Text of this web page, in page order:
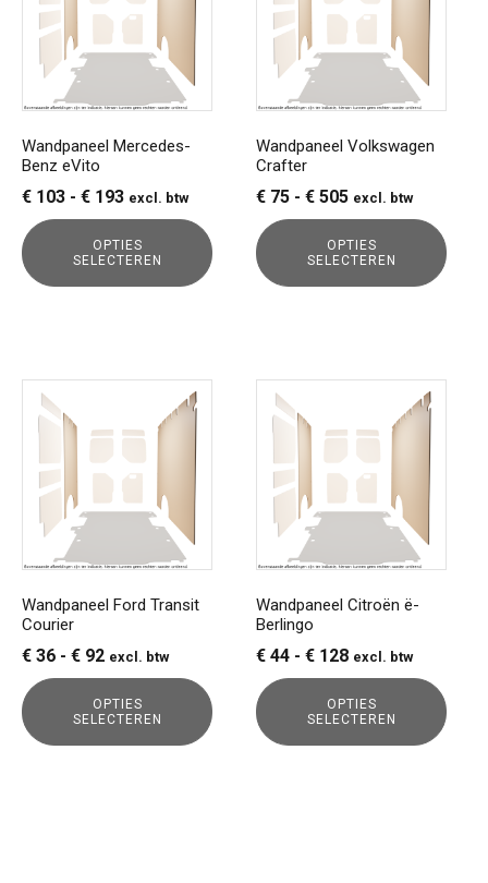
Wandpaneel Mercedes-
Benz eVito
€ 103 - € 193Prijsklasse:
€ 103
tot
excl. btw
OPTIES
SELECTEREN
meerdere
variaties.
Deze
kan
gekozen
worden
op
de
productpagina
Wandpaneel Volkswagen
Crafter
€ 75 - € 505Prijsklasse:
€ 75
tot
excl. btw
OPTIES
SELECTEREN
meerdere
variaties.
Deze
kan
gekozen
worden
op
de
productpagina
Wandpaneel Ford Transit
Courier
€ 36 - € 92Prijsklasse:
€ 36
tot
excl. btw
OPTIES
SELECTEREN
product
meerdere
variaties.
Deze
kan
gekozen
worden
op
de
productpagina
Wandpaneel Citroën ë-
Berlingo
€ 44 - € 128Prijsklasse:
€ 44
tot
excl. btw
OPTIES
SELECTEREN
product
meerdere
variaties.
Deze
kan
gekozen
worden
op
de
productpagina